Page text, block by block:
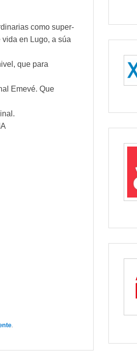
como super-
en Lugo, a súa
que para
Emevé. Que